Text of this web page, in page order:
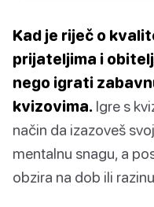
Kad je riječ o
prijateljima i
nego igrati
kvizovima. Igre s
način da izazoveš
mentalnu snagu, a
obzira na dob ili